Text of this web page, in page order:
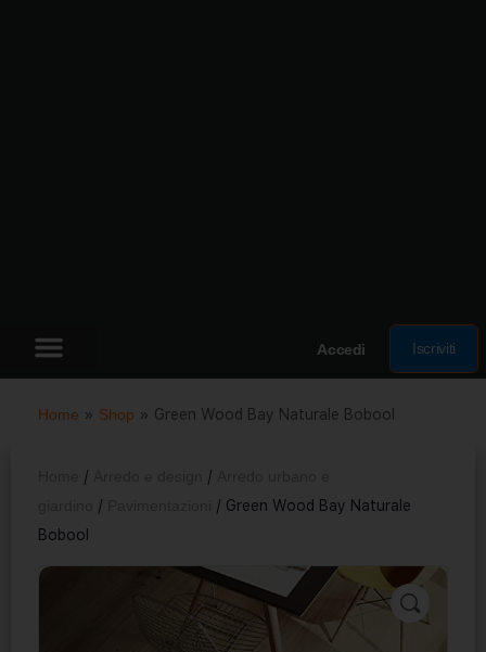
Accedi Iscriviti
Home » Shop » Green Wood Bay Naturale Bobool
/ /
/
/ Green Wood Bay Naturale
Bobool